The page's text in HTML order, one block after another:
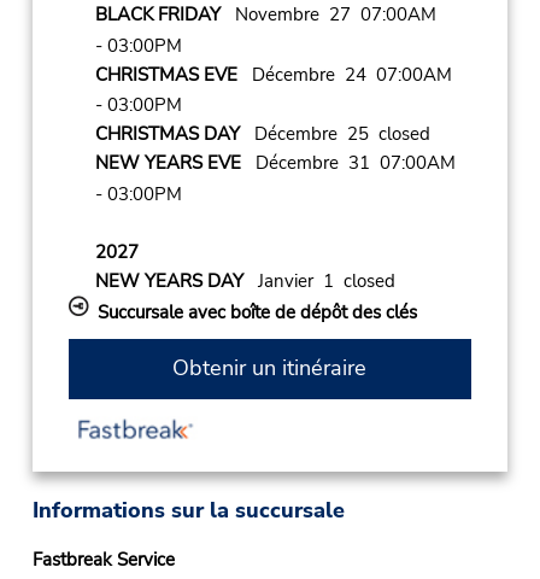
BLACK FRIDAYNovembre 27 07:00AM
- 03:00PM
CHRISTMAS EVEDécembre 24 07:00AM
- 03:00PM
CHRISTMAS DAYDécembre 25 closed
NEW YEARS EVEDécembre 31 07:00AM
- 03:00PM
2027
NEW YEARS DAYJanvier 1 closed
Succursale avec boîte de dépôt des clés
Obtenir un itinéraire
Informations sur la succursale
Fastbreak Service